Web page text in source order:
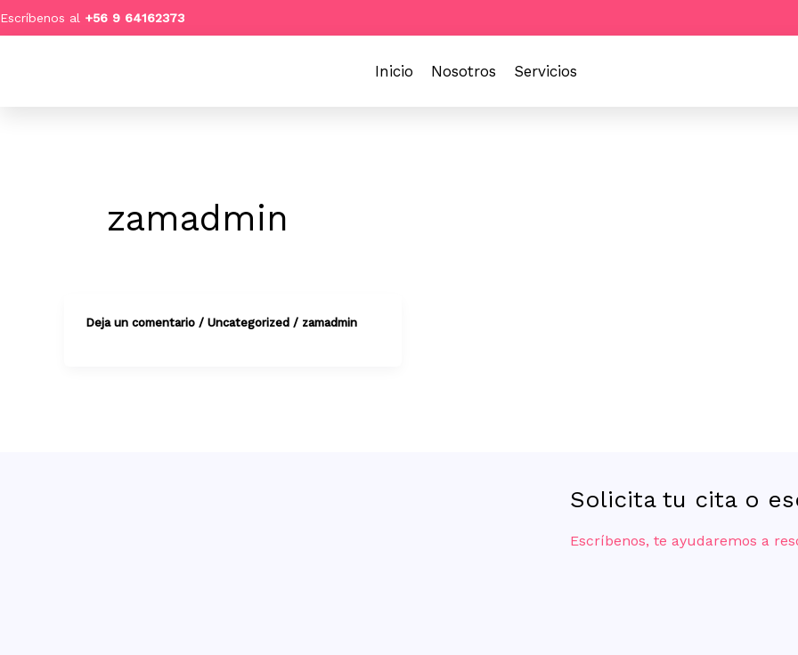
Ir
al
Escríbenos al +56 9 64162373
Inicio Nosotros Servicios
zamadmin
Deja un comentario / Uncategorized / zamadmin
Solicita tu cita o
Escríbenos, te ayudaremos a